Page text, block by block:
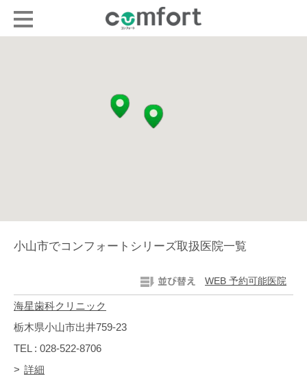
小山市でコンフォートシリーズ取扱医院一覧
WEB 予約可能医院
海星歯科クリニック
栃木県小山市出井759-23
TEL : 028-522-8706
詳細